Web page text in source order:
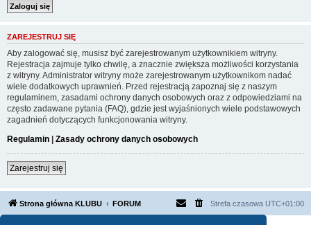
ZAREJESTRUJ SIĘ
Aby zalogować się, musisz być zarejestrowanym użytkownikiem witryny.
Rejestracja zajmuje tylko chwilę, a znacznie zwiększa możliwości korzystania
z witryny. Administrator witryny może zarejestrowanym użytkownikom nadać
wiele dodatkowych uprawnień. Przed rejestracją zapoznaj się z naszym
regulaminem, zasadami ochrony danych osobowych oraz z odpowiedziami na
często zadawane pytania (FAQ), gdzie jest wyjaśnionych wiele podstawowych
zagadnień dotyczących funkcjonowania witryny.
Regulamin | Zasady ochrony danych osobowych
Zarejestruj się
Strona główna KLUBU FORUM Strefa czasowa UTC+01:00